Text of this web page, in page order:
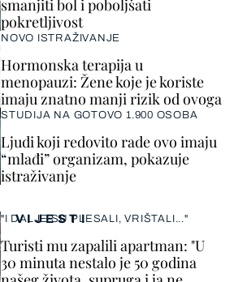
VIJESTI
"I DALJE SU PLESALI, VRIŠTALI..."
Turisti mu zapalili apartman: "U
30 minuta nestalo je 50 godina
smanjiti bol i poboljšati
pokretljivost
NOVO ISTRAŽIVANJE
Hormonska terapija u
menopauzi: Žene koje je koriste
imaju znatno manji rizik od ovoga
STUDIJA NA GOTOVO 1.900 OSOBA
Ljudi koji redovito rade ovo imaju
“mlađi” organizam, pokazuje
istraživanje